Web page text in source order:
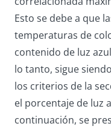
Esto se debe a que
temperaturas de
contenido de luz
lo tanto, sigue
los criterios de la
el porcentaje de luz
continuación, se